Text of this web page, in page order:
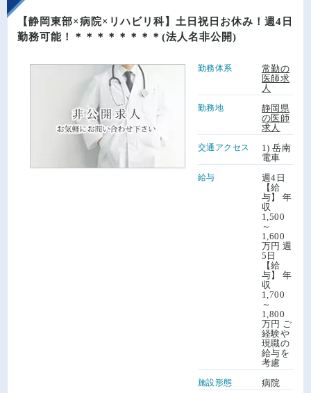
【静岡東部×病院×リハビリ科】土日祝日お休み！週4日
勤務可能！＊＊＊＊＊＊＊＊(法人名非公開)
勤務体系
常勤の
医師求
人
勤務地
静岡県
の医師
求人
交通アクセス
1) 岳南
電車
給与
週4日
【給
与】 年
収
1,500
～
1,600
万円 週
5日
【給
与】 年
収
1,700
～
1,800
万円 ご
経験や
現職の
給与を
考慮
施設形態 病院